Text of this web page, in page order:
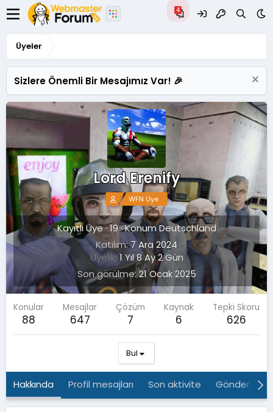
Üyeler
Sizlere Önemli Bir Mesajımız Var! 🎉
Lord Erenify
WFN Üye
Kayıtlı Üye·19·KonumDeutschland
Katılım 7 Ara 2024
Üyelik 1 Yıl 8 Ay 2 Gün
Son görülme 21 Ocak 2025
Konular
88
Mesajlar
647
Çözüm
7
Kaynak
6
Tepki Skoru
626
Bul
Hakkında Profil mesajları Son aktivite Gönderiler